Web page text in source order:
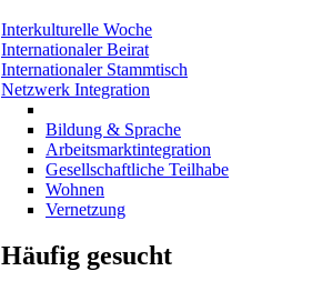
Interkulturelle Woche
Internationaler Beirat
Internationaler Stammtisch
Netzwerk Integration
Bildung & Sprache
Arbeitsmarktintegration
Gesellschaftliche Teilhabe
Wohnen
Vernetzung
Häufig gesucht